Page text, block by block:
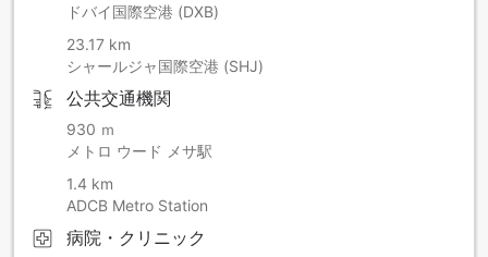
ドバイ国際空港 (DXB)
23.17 km
シャールジャ国際空港 (SHJ)
公共交通機関
930 ｍ
メトロ ウード メサ駅
1.4 km
ADCB Metro Station
病院・クリニック